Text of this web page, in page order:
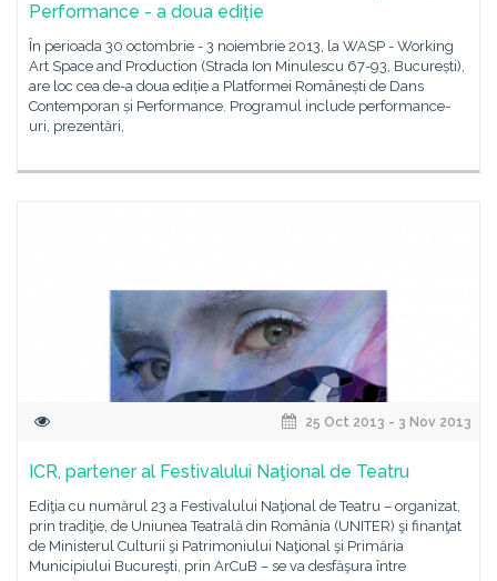
Performance - a doua ediție
În perioada 30 octombrie - 3 noiembrie 2013, la WASP - Working
Art Space and Production (Strada Ion Minulescu 67-93, București),
are loc cea de-a doua ediție a Platformei Românești de Dans
Contemporan și Performance. Programul include performance-
uri, prezentări,
25 Oct 2013 - 3 Nov 2013
ICR, partener al Festivalului Naţional de Teatru
Ediţia cu numărul 23 a Festivalului Naţional de Teatru – organizat,
prin tradiţie, de Uniunea Teatrală din România (UNITER) şi finanţat
de Ministerul Culturii şi Patrimoniului Naţional şi Primăria
Municipiului Bucureşti, prin ArCuB – se va desfăşura între